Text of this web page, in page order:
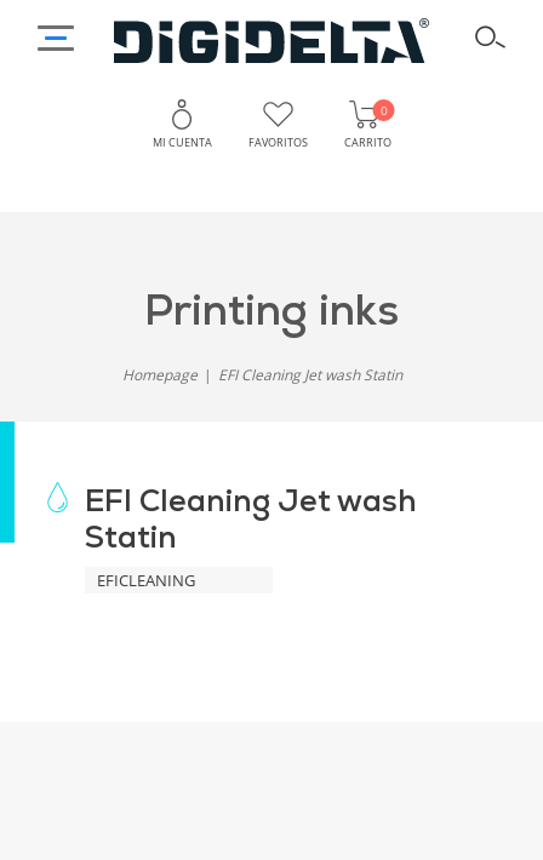
MI CUENTA FAVORITOS CARRITO
0
printing inks
Homepage EFI Cleaning Jet wash Statin
EFI Cleaning Jet wash
Statin
EFICLEANING